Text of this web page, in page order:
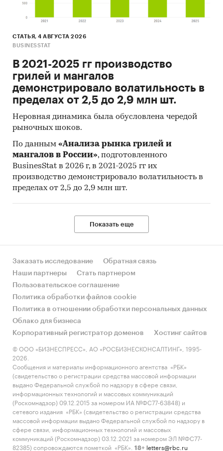
Типы розничной торговли:
современная сетевая розница, современная
Экспорт и импорт по видам картофеля:
Регионы страны.
Представлены рейтинги продаж картофеля
в розничных сетях:
X5 Retail GroupN.V. (Карусель, Перекресток,
Тандер
, АО (Магнит, Магнит Семейный,
Дикси, Мегамарт, без учета Магнит
Косметик)
Mercury Retail Group(Красное и Белое,
Бристоль, Виктория)
, ООО (Лента)
Сити, Атак - Мой Ашан, Наша Радуга,
Lillapois)
Mетро Cash & Carry, ООО (Metro Cash &
Carry, без учета сети Фасоль)
О'Кей, ООО (О'Кей, О'Кей Экспресс, Да!)
крупнейших производителей
картофеля:Авангард, Агролипецк,
Агропромышленный холдинг «Добронравов
Агро», Агрофирма «Жупиков», Агрофирма
«Кримм», «Агрофирма Трио», АПК
«Белореченский», АПО «Аврора», Богородицкий
альянс, Дока - генные технологии, Елецкий,
КДВ-Агро, Красный октябрь, Меленский
СТАТЬЯ, 4 АВГУСТА 2026
BUSINESSTAT
В 2021-2025 гг производство
грилей и мангалов
демонстрировало волатильность в
пределах от 2,5 до 2,9 млн шт.
Неровная динамика была обусловлена чередой
рыночных шоков.
По данным «Анализа рынка грилей и
мангалов в России», подготовленного
BusinesStat в 2026 г, в 2021-2025 гг их
производство демонстрировало волатильность в
пределах от 2,5 до 2,9 млн шт.
Показать еще
Заказать исследование
Обратная связь
Наши партнеры
Стать партнером
Пользовательское соглашение
Политика обработки файлов cookie
Политика в отношении обработки персональных данных
Облако для бизнеса
Корпоративный регистратор доменов
Хостинг сайтов
© ООО «БИЗНЕСПРЕСС», АО «РОСБИЗНЕСКОНСАЛТИНГ», 1995-
2026.
Сообщения и материалы информационного агентства «РБК»
(свидетельство о регистрации средства массовой информации
выдано Федеральной службой по надзору в сфере связи,
информационных технологий и массовых коммуникаций
(Роскомнадзор) 09.12.2015 за номером ИА №ФС77-63848) и
сетевого издания «РБК» (свидетельство о регистрации средства
массовой информации выдано Федеральной службой по надзору в
сфере связи, информационных технологий и массовых
коммуникаций (Роскомнадзор) 03.12.2021 за номером ЭЛ №ФС77-
82385) сопровождаются пометкой «РБК».
18+ letters@rbc.ru